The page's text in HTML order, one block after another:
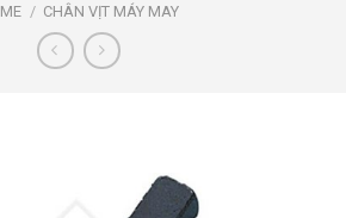
/ CHÂN VỊT MÁY MAY